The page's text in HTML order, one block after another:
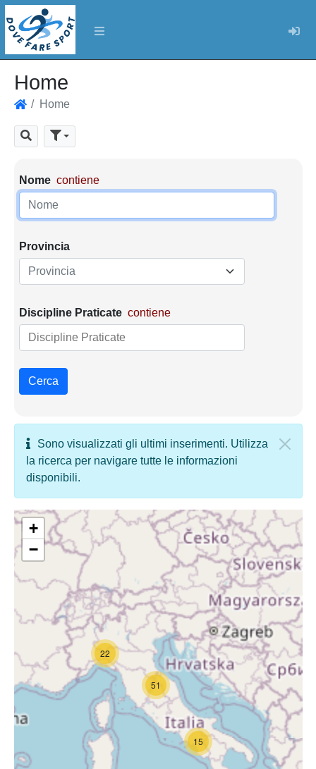
Home
Home
CercaParametri di ricerca
Nome contiene
Provincia
Provincia
Discipline Praticate contiene
Cerca
Sono visualizzati gli ultimi inserimenti. Utilizza
la ricerca per navigare tutte le informazioni
disponibili.
15
22
51
+
−